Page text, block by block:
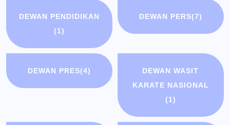
DEWAN PENDIDIKAN
(1)
DEWAN PERS(7)
DEWAN PRES(4)
DEWAN WASIT
KARATE NASIONAL
(1)